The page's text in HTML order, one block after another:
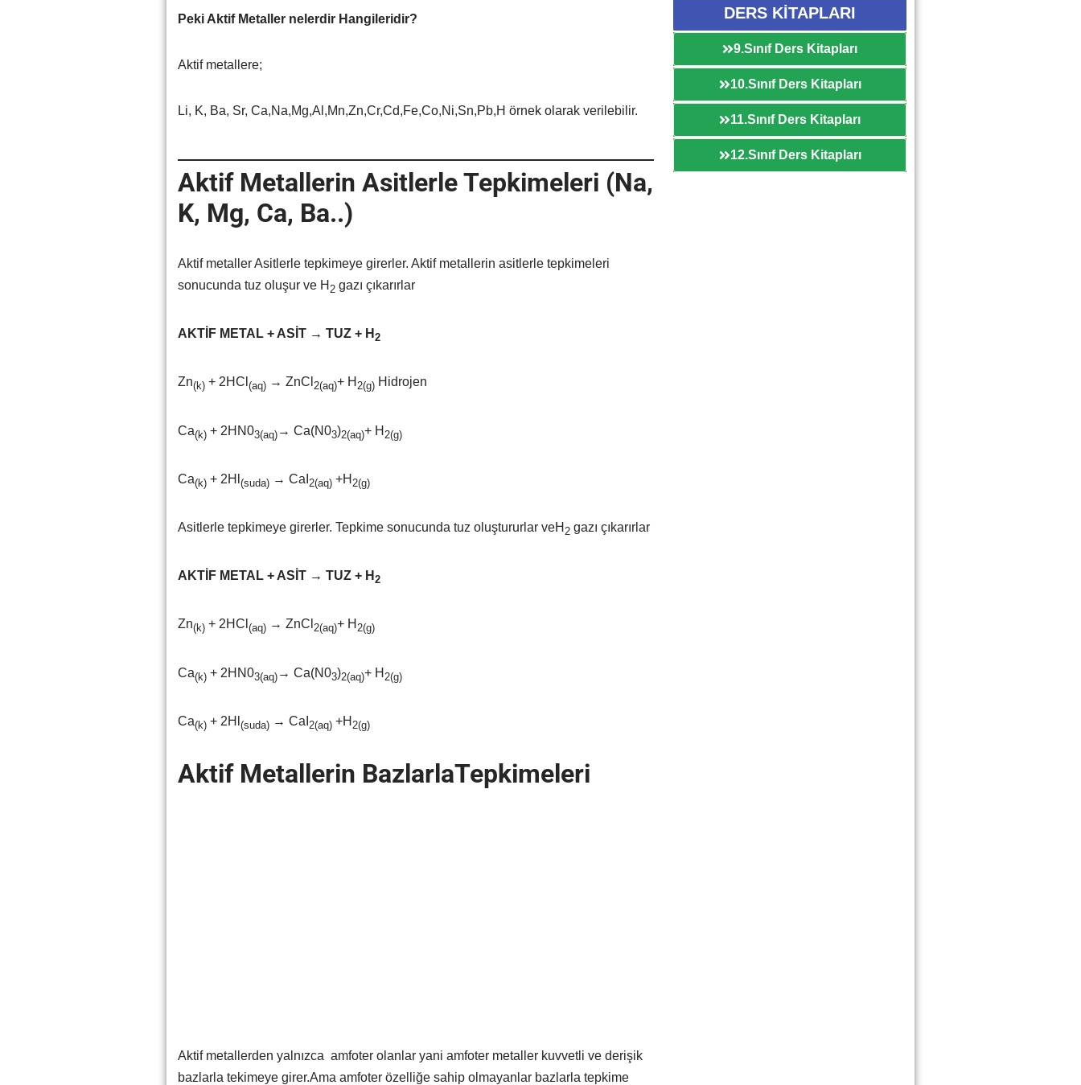
Peki Aktif Metaller nelerdir Hangileridir?
Aktif metallere;
Li, K, Ba, Sr, Ca,Na,Mg,Al,Mn,Zn,Cr,Cd,Fe,Co,Ni,Sn,Pb,H örnek olarak verilebilir.
Aktif Metallerin Asitlerle Tepkimeleri (Na,
K, Mg, Ca, Ba..)
Aktif metaller Asitlerle tepkimeye girerler. Aktif metallerin asitlerle tepkimeleri
sonucunda tuz oluşur ve H 2gazı çıkarırlar
AKTİF METAL + ASİT → TUZ + H 2
Zn(k) + 2HCl (aq) → ZnCl 2(aq)+ H 2(g) Hidrojen
Ca(k)+ 2HN03(aq)→ Ca(N03)2(aq)+ H 2(g)
Ca(k)+ 2Hl (suda) → CaI 2(aq) +H 2(g)
Asitlerle tepkimeye girerler. Tepkime sonucunda tuz oluştururlar veH 2gazı çıkarırlar
AKTİF METAL + ASİT → TUZ + H 2
Zn(k) + 2HCl (aq) → ZnCl 2(aq)+ H 2(g)
Ca(k)+ 2HN03(aq)→ Ca(N03)2(aq)+ H 2(g)
Ca(k)+ 2Hl (suda) → CaI 2(aq) +H 2(g)
Aktif Metallerin BazlarlaTepkimeleri
Aktif metallerden yalnızca amfoter olanlar yani amfoter metaller kuvvetli ve derişik
bazlarla tekimeye girer.Ama amfoter özelliğe sahip olmayanlar bazlarla tepkime
DERS KİTAPLARI
9.Sınıf Ders Kitapları
10.Sınıf Ders Kitapları
11.Sınıf Ders Kitapları
12.Sınıf Ders Kitapları